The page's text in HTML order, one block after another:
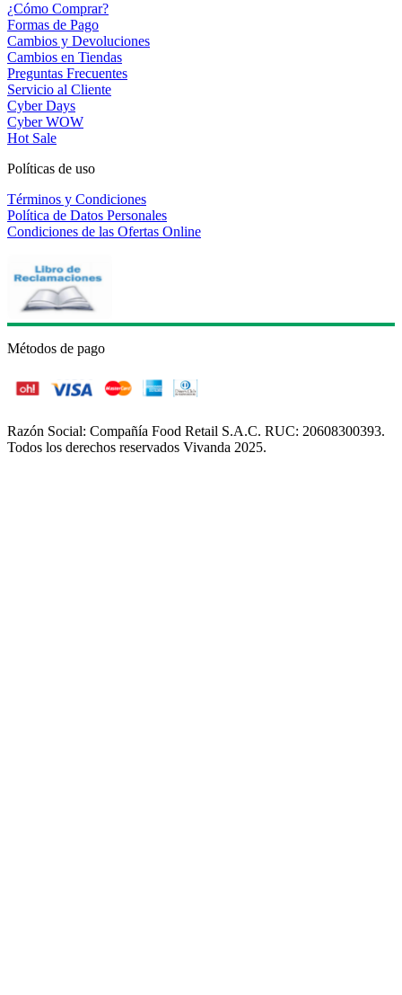
¿Cómo Comprar?
Formas de Pago
Cambios y Devoluciones
Cambios en Tiendas
Preguntas Frecuentes
Servicio al Cliente
Cyber Days
Cyber WOW
Hot Sale
Políticas de uso
Términos y Condiciones
Política de Datos Personales
Condiciones de las Ofertas Online
Métodos de pago
Razón Social: Compañía Food Retail S.A.C. RUC: 20608300393.
Todos los derechos reservados Vivanda 2025.